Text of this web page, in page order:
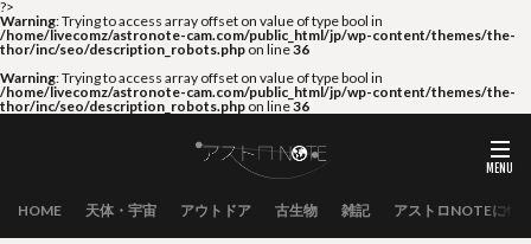
?>
Warning: Trying to access array offset on value of type bool in
/home/livecomz/astronote-cam.com/public_html/jp/wp-content/themes/the-
thor/inc/seo/description_robots.php on line36
Warning: Trying to access array offset on value of type bool in
/home/livecomz/astronote-cam.com/public_html/jp/wp-content/themes/the-
thor/inc/seo/description_robots.php on line36
HOME 天体・宇宙 アウトドア 古生物 雑記 アストロNOTEにつ